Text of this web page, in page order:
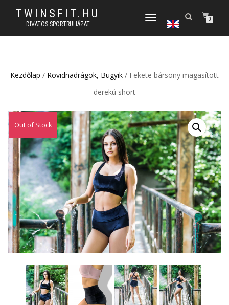
TWINSFIT.HU
DIVATOS SPORTRUHÁZAT
TOGGLE
NAVIGATION
0
Kezdőlap / Rövidnadrágok, Bugyik / Fekete bársony magasított
derekú short
Out of Stock